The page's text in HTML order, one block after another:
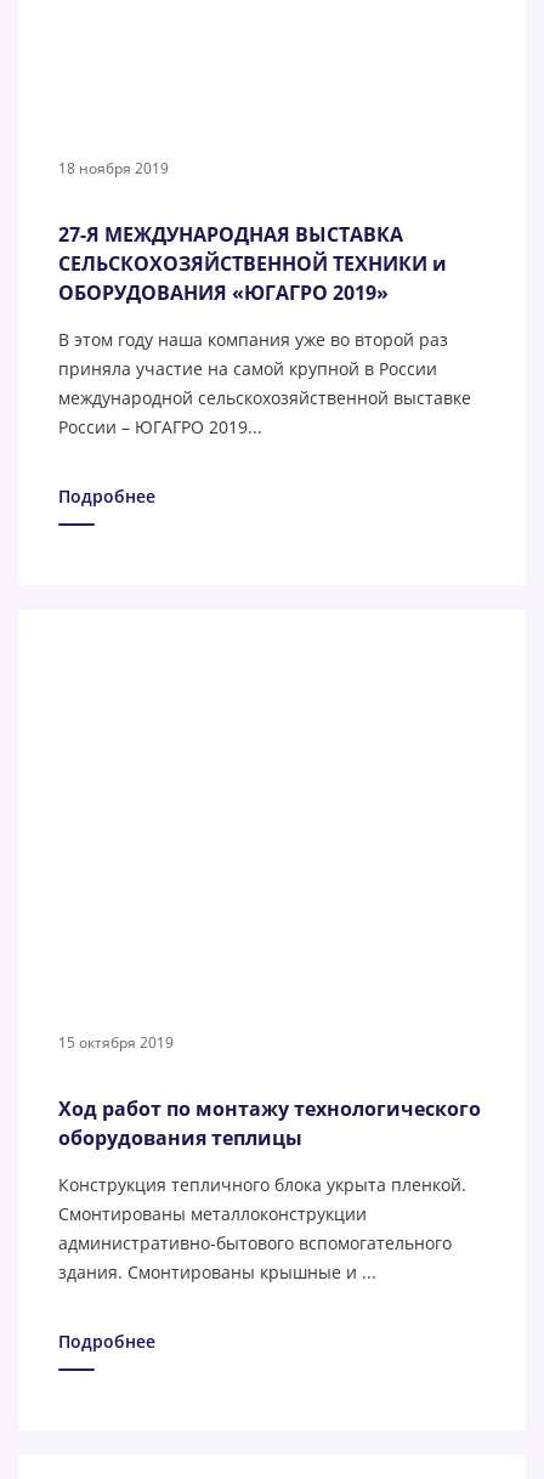
18 ноября 2019
27-Я МЕЖДУНАРОДНАЯ ВЫСТАВКА
СЕЛЬСКОХОЗЯЙСТВЕННОЙ ТЕХНИКИ и
ОБОРУДОВАНИЯ «ЮГАГРО 2019»
В этом году наша компания уже во второй раз
приняла участие на самой крупной в России
международной сельскохозяйственной выставке
России – ЮГАГРО 2019...
Подробнее
15 октября 2019
Ход работ по монтажу технологического
оборудования теплицы
Конструкция тепличного блока укрыта пленкой.
Смонтированы металлоконструкции
административно-бытового вспомогательного
здания. Смонтированы крышные и ...
Подробнее